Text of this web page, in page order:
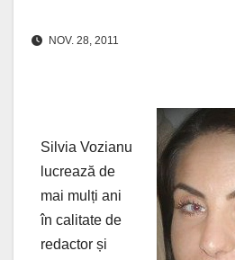
NOV. 28, 2011
Silvia Vozianu
lucrează de
mai mulți ani
în calitate de
redactor și